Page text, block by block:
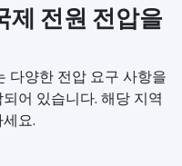
제 전원 전압을
다양한 전압 요구 사항을
어 있습니다. 해당 지역
요.